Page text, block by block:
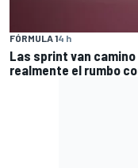
FÓRMULA 14 h
Las sprint van
realmente el rumbo